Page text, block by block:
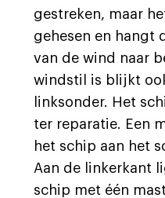
gestreken, maar
gehesen en hangt
van de wind naar
windstil is blijkt
linksonder. Het
ter reparatie. Een
het schip aan het
Aan de linkerkant
schip met één